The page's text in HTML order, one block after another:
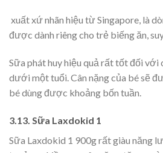
xuất xứ nhãn hiệu từ Singapore, là
được dành riêng cho trẻ biếng ăn,
Sữa phát huy hiệu quả rất tốt đối với
dưới một tuổi. Cân nặng của bé sẽ
bé dùng được khoảng bốn tuần.
3.13. Sữa Laxdokid 1
Sữa Laxdokid 1 900g rất giàu năng